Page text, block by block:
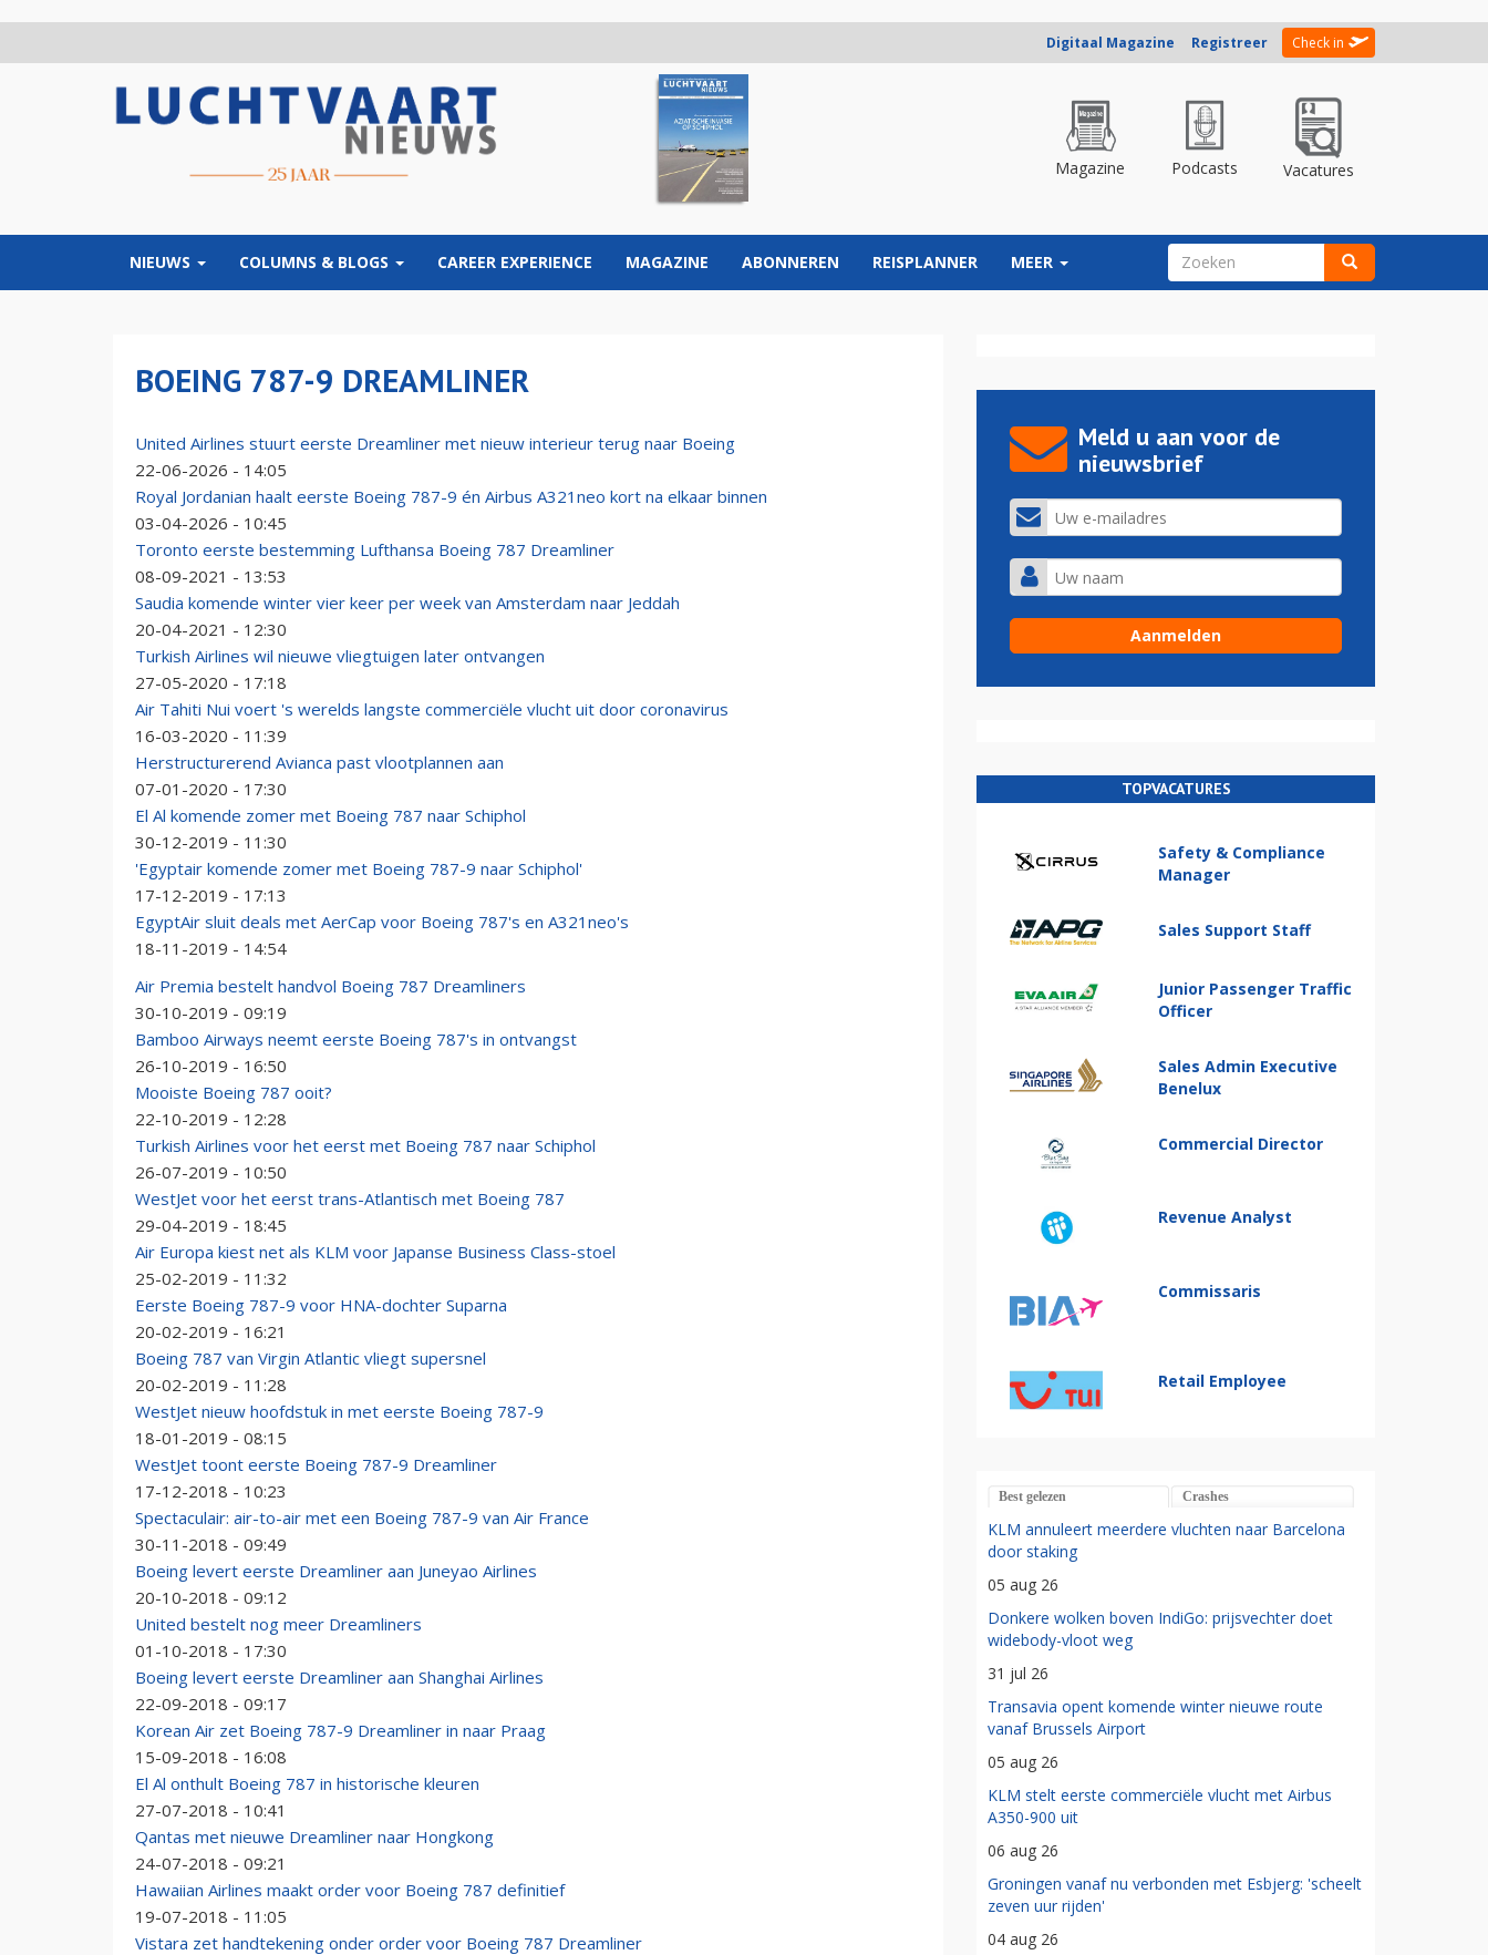
Digitaal Magazine Registreer Check in
Magazine Podcasts Vacatures
NIEUWS COLUMNS & BLOGS CAREER EXPERIENCE MAGAZINE ABONNEREN REISPLANNER MEER ZOEKVELD
BOEING 787-9 DREAMLINER
United Airlines stuurt eerste Dreamliner met nieuw interieur terug naar Boeing
22-06-2026 - 14:05
Royal Jordanian haalt eerste Boeing 787-9 én Airbus A321neo kort na elkaar binnen
03-04-2026 - 10:45
Toronto eerste bestemming Lufthansa Boeing 787 Dreamliner
08-09-2021 - 13:53
Saudia komende winter vier keer per week van Amsterdam naar Jeddah
20-04-2021 - 12:30
Turkish Airlines wil nieuwe vliegtuigen later ontvangen
27-05-2020 - 17:18
Air Tahiti Nui voert 's werelds langste commerciële vlucht uit door coronavirus
16-03-2020 - 11:39
Herstructurerend Avianca past vlootplannen aan
07-01-2020 - 17:30
El Al komende zomer met Boeing 787 naar Schiphol
30-12-2019 - 11:30
'Egyptair komende zomer met Boeing 787-9 naar Schiphol'
17-12-2019 - 17:13
EgyptAir sluit deals met AerCap voor Boeing 787's en A321neo's
18-11-2019 - 14:54
Air Premia bestelt handvol Boeing 787 Dreamliners
30-10-2019 - 09:19
Bamboo Airways neemt eerste Boeing 787's in ontvangst
26-10-2019 - 16:50
Mooiste Boeing 787 ooit?
22-10-2019 - 12:28
Turkish Airlines voor het eerst met Boeing 787 naar Schiphol
26-07-2019 - 10:50
WestJet voor het eerst trans-Atlantisch met Boeing 787
29-04-2019 - 18:45
Air Europa kiest net als KLM voor Japanse Business Class-stoel
25-02-2019 - 11:32
Eerste Boeing 787-9 voor HNA-dochter Suparna
20-02-2019 - 16:21
Boeing 787 van Virgin Atlantic vliegt supersnel
20-02-2019 - 11:28
WestJet nieuw hoofdstuk in met eerste Boeing 787-9
18-01-2019 - 08:15
WestJet toont eerste Boeing 787-9 Dreamliner
17-12-2018 - 10:23
Spectaculair: air-to-air met een Boeing 787-9 van Air France
30-11-2018 - 09:49
Boeing levert eerste Dreamliner aan Juneyao Airlines
20-10-2018 - 09:12
United bestelt nog meer Dreamliners
01-10-2018 - 17:30
Boeing levert eerste Dreamliner aan Shanghai Airlines
22-09-2018 - 09:17
Korean Air zet Boeing 787-9 Dreamliner in naar Praag
15-09-2018 - 16:08
El Al onthult Boeing 787 in historische kleuren
27-07-2018 - 10:41
Qantas met nieuwe Dreamliner naar Hongkong
24-07-2018 - 09:21
Hawaiian Airlines maakt order voor Boeing 787 definitief
19-07-2018 - 11:05
Vistara zet handtekening onder order voor Boeing 787 Dreamliner
Meld u aan voor de
nieuwsbrief
TOPVACATURES
Safety & Compliance
Manager
Sales Support Staff
Junior Passenger Traffic
Officer
Sales Admin Executive
Benelux
Commercial Director
Revenue Analyst
Commissaris
Retail Employee
Best gelezen Crashes
KLM annuleert meerdere vluchten naar Barcelona
door staking
05 aug 26
Donkere wolken boven IndiGo: prijsvechter doet
widebody-vloot weg
31 jul 26
Transavia opent komende winter nieuwe route
vanaf Brussels Airport
05 aug 26
KLM stelt eerste commerciële vlucht met Airbus
A350-900 uit
06 aug 26
Groningen vanaf nu verbonden met Esbjerg: 'scheelt
zeven uur rijden'
04 aug 26